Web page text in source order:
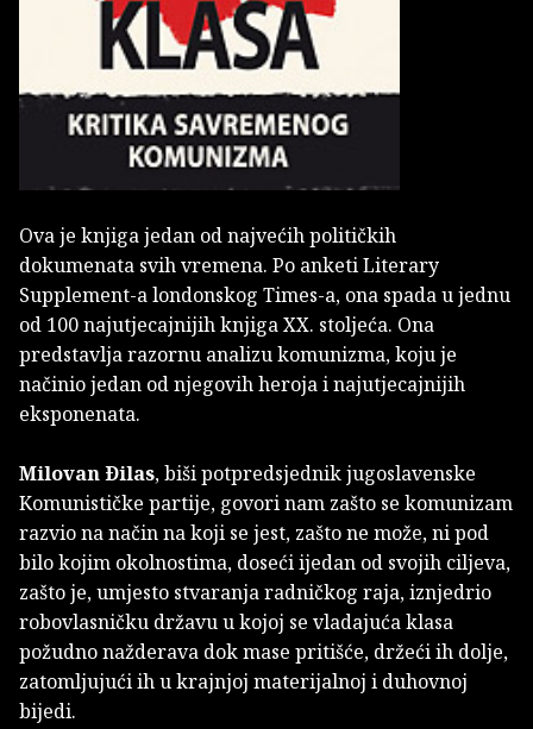
Ova je knjiga jedan od najvećih političkih
dokumenata svih vremena. Po anketi Literary
Supplement-a londonskog Times-a, ona spada u jednu
od 100 najutjecajnijih knjiga XX. stoljeća. Ona
predstavlja razornu analizu komunizma, koju je
načinio jedan od njegovih heroja i najutjecajnijih
eksponenata.
Milovan Ðilas, biši potpredsjednik jugoslavenske
Komunističke partije, govori nam zašto se komunizam
razvio na način na koji se jest, zašto ne može, ni pod
bilo kojim okolnostima, doseći ijedan od svojih ciljeva,
zašto je, umjesto stvaranja radničkog raja, iznjedrio
robovlasničku državu u kojoj se vladajuća klasa
požudno nažderava dok mase pritišće, držeći ih dolje,
zatomljujući ih u krajnjoj materijalnoj i duhovnoj
bijedi.